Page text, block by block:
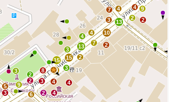
5
3
9
3 8
2
2
3
14
4
4
4
2
6
2
2
13
2
9
4
7
3
4
10
7
4
4
13
2
15
3
15
3